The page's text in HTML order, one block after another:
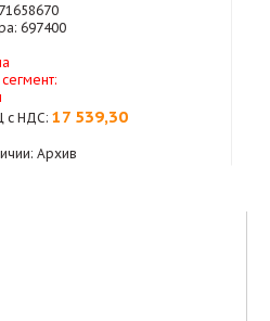
697400
с НДС: 17 539,30
Архив